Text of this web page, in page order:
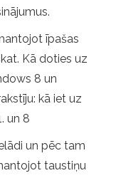
īpašas
Kā doties uz
8 un
kā iet uz
un 8
un pēc tam
taustiņu